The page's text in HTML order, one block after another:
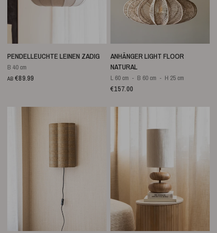
SCHNELLANSICHT
PENDELLEUCHTE LEINEN ZADIG
B 40 cm
AB €89.99
SCHNELLANSICHT
ANHÄNGER LIGHT FLOOR
NATURAL
L 60 cm B 60 cm H 25 cm
€157.00